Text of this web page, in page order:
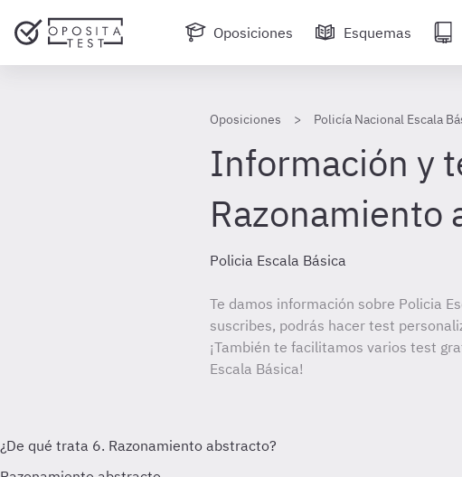
Oposiciones Esquemas
Oposiciones Policía Nacional Escala
Información y
Razonamiento
Policia Escala Básica
Te damos información sobre Policia
suscribes, podrás hacer test
¡También te facilitamos varios test
Escala Básica!